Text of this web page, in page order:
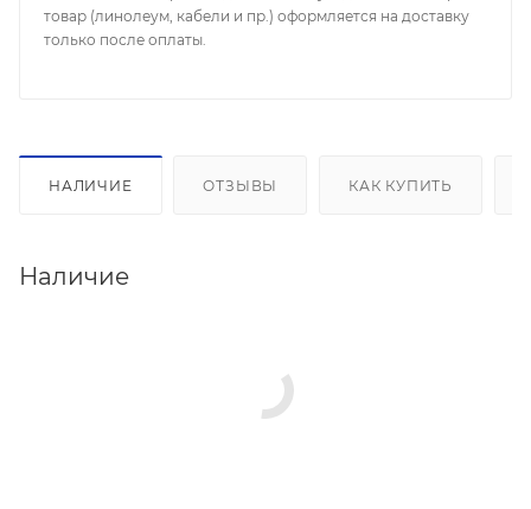
товар (линолеум, кабели и пр.) оформляется на доставку
только после оплаты.
НАЛИЧИЕ ОТЗЫВЫ КАК КУПИТЬ
Наличие